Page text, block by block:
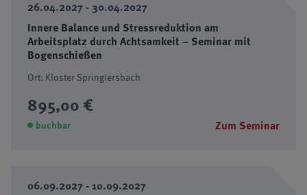
26.04.2027 - 30.04.2027
Innere Balance und Stressreduktion am
Arbeitsplatz durch Achtsamkeit – Seminar mit
Bogenschießen
Ort: Kloster Springiersbach
895,00 €
buchbar Zum Seminar
06.09.2027 - 10.09.2027